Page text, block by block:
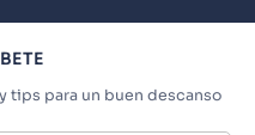
tips para un buen descanso